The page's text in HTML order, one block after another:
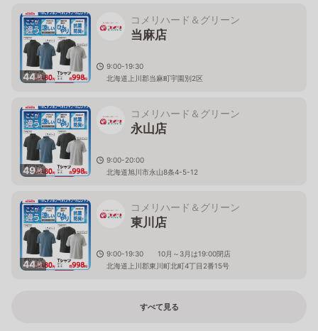
44枚
コメリハード＆グリーン
当麻店
9:00-19:30
北海道上川郡当麻町宇園別2区
49枚
コメリハード＆グリーン
永山店
9:00-20:00
北海道旭川市永山8条4-5-12
44枚
コメリハード＆グリーン
東川店
9:00-19:30 10月～3月は19:00閉店
北海道上川郡東川町北町4丁目2番15号
すべて見る